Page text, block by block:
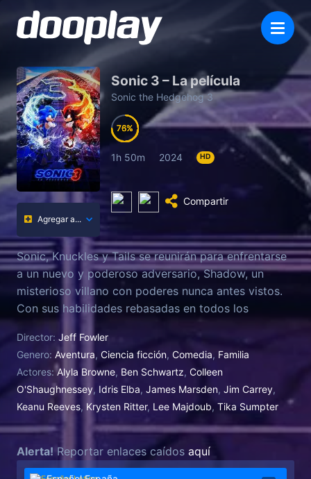
Agregar a...
Sonic 3 – La película
Sonic the Hedgehog 3
76
76
76
76
1h 50m 2024 HD
Compartir
Sonic, Knuckles y Tails se reunirán para enfrentarse
a un nuevo y poderoso adversario, Shadow, un
misterioso villano con poderes nunca antes vistos.
Con sus habilidades rebasadas en todos los
sentidos, el Equipo Sonic deberá buscar una alianza
improbable con la esperanza de detener a Shadow
y proteger el planeta.
Director: Jeff Fowler
Genero: Aventura, Ciencia ficción, Comedia, Familia
Actores: Alyla Browne, Ben Schwartz, Colleen
O'Shaughnessey, Idris Elba, James Marsden, Jim Carrey,
Keanu Reeves, Krysten Ritter, Lee Majdoub, Tika Sumpter
Alerta! Reportar enlaces caídos aquí